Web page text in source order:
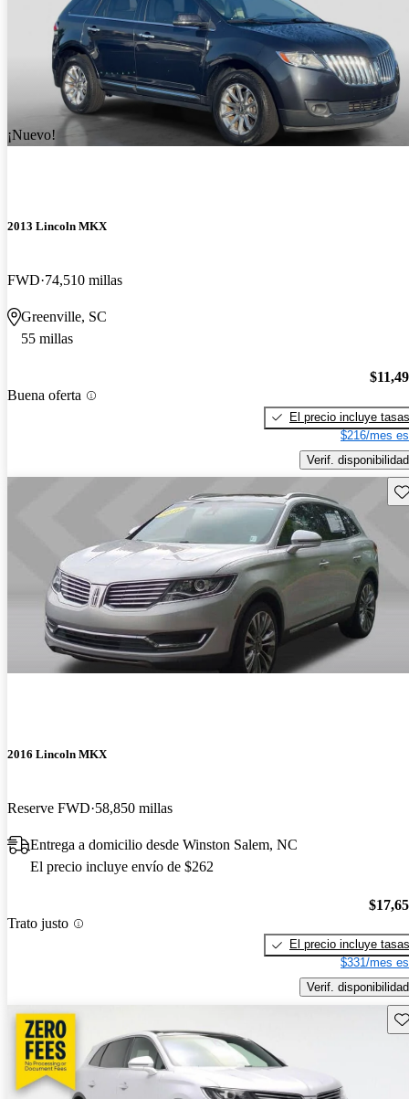
¡Nuevo!
2013 Lincoln MKX
FWD 74,510 millas
Greenville, SC
55 millas
Buena oferta
El precio incluye tasas
$216/mes
Verif. disponibilidad
2016 Lincoln MKX
Reserve FWD 58,850 millas
Entrega a domicilio desde Winston Salem, NC
El precio incluye envío de $262
Trato justo
El precio incluye tasas
$331/mes
Verif. disponibilidad